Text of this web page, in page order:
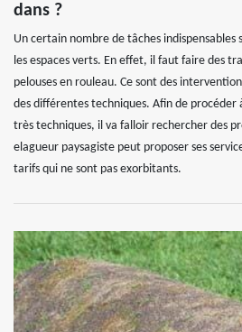
dans ?
Un certain nombre de tâches indispensables
les espaces verts. En effet, il faut faire des
pelouses en rouleau. Ce sont des
des différentes techniques. Afin de procéder
très techniques, il va falloir rechercher des
elagueur paysagiste peut proposer ses
tarifs qui ne sont pas exorbitants.